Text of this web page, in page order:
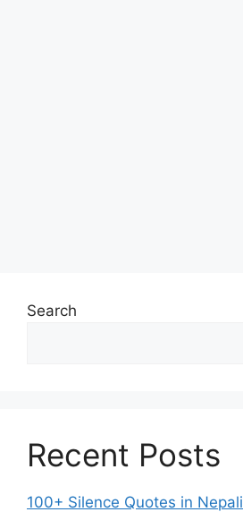
Search
Recent Posts
100+ Silence Quotes in Nepali